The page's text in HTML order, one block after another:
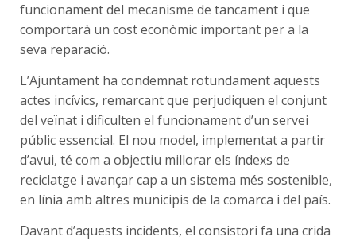
funcionament del mecanisme de tancament i que
comportarà un cost econòmic important per a la
seva reparació.
L’Ajuntament ha condemnat rotundament aquests
actes incívics, remarcant que perjudiquen el conjunt
del veïnat i dificulten el funcionament d’un servei
públic essencial. El nou model, implementat a partir
d’avui, té com a objectiu millorar els índexs de
reciclatge i avançar cap a un sistema més sostenible,
en línia amb altres municipis de la comarca i del país.
Davant d’aquests incidents, el consistori fa una crida